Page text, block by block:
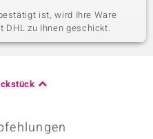
ist, wird Ihre Ware
DHL zu Ihnen geschickt.